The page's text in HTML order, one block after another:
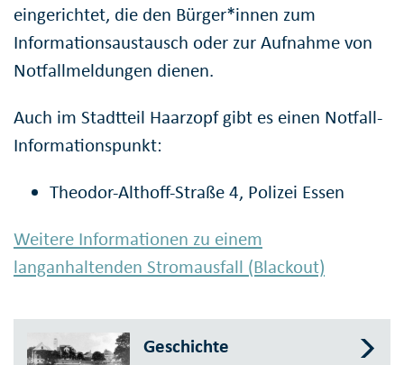
eingerichtet, die den Bürger*innen zum
Informationsaustausch oder zur Aufnahme von
Notfallmeldungen dienen.
Auch im Stadtteil Haarzopf gibt es einen Notfall-
Informationspunkt:
Theodor-Althoff-Straße 4, Polizei Essen
Weitere Informationen zu einem
langanhaltenden Stromausfall (Blackout)
Geschichte